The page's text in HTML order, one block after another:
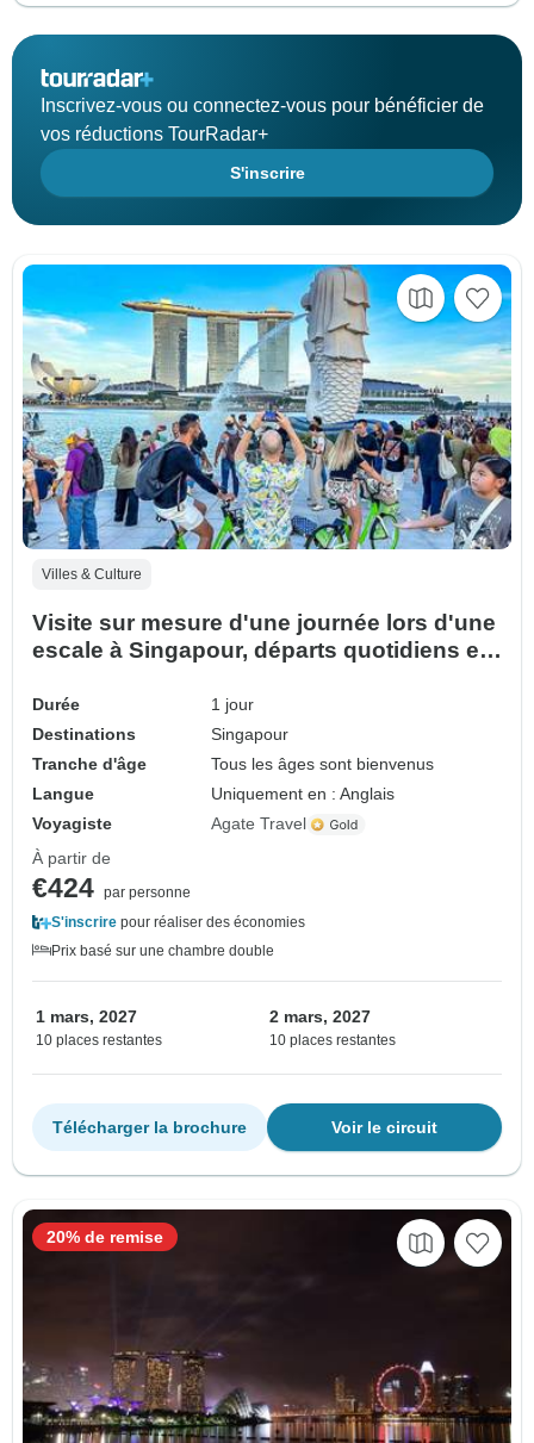
Inscrivez-vous ou connectez-vous pour bénéficier de
vos réductions TourRadar+
S'inscrire
Villes & Culture
Visite sur mesure d'une journée lors d'une
escale à Singapour, départs quotidiens et
Durée
1 jour
Destinations
Singapour
Tranche d'âge
Tous les âges sont bienvenus
Langue
Uniquement en : Anglais
Voyagiste
Agate Travel
À partir de
€424 par personne
S'inscrire pour réaliser des économies
Prix basé sur une chambre double
1 mars, 2027
10 places restantes
2 mars, 2027
10 places restantes
Voir le circuit
Télécharger la brochure
20% de remise